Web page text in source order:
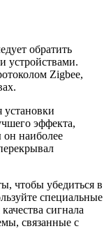
обратить
устройствами.
Zigbee,
установки
эффекта,
он наиболее
чтобы убедиться в
специальные
сигнала
связанные с